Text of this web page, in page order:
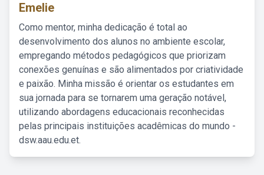
Emelie
Como mentor, minha dedicação é total ao
desenvolvimento dos alunos no ambiente escolar,
empregando métodos pedagógicos que priorizam
conexões genuínas e são alimentados por criatividade
e paixão. Minha missão é orientar os estudantes em
sua jornada para se tornarem uma geração notável,
utilizando abordagens educacionais reconhecidas
pelas principais instituições acadêmicas do mundo -
dsw.aau.edu.et.